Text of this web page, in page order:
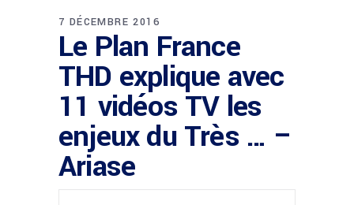
7 DÉCEMBRE 2016
Le Plan France
THD explique avec
11 vidéos TV les
enjeux du Très … –
Ariase